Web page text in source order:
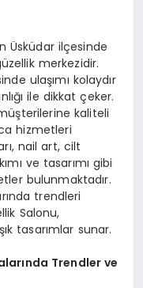
Üsküdar ilçesinde
merkezidir.
ulaşımı kolaydır
ile dikkat çeker.
kaliteli
hizmetleri
nail art, cilt
ve tasarımı gibi
bulunmaktadır.
trendleri
Salonu,
tasarımlar sunar.
Trendler ve